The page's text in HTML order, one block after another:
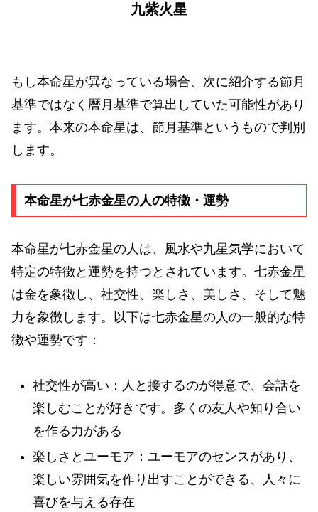
九紫火星
もし本命星が異なっている場合、次に紹介する節月
基準ではなく暦月基準で算出していた可能性があり
ます。本来の本命星は、節月基準というもので判別
します。
本命星が七赤金星の人の特徴・運勢
本命星が七赤金星の人は、風水や九星気学において
特定の特徴と運勢を持つとされています。七赤金星
は金を象徴し、社交性、楽しさ、美しさ、そして魅
力を象徴します。以下は七赤金星の人の一般的な特
徴や運勢です：
社交性が高い：人と接するのが得意で、会話を
楽しむことが好きです。多くの友人や知り合い
を作る力がある
楽しさとユーモア：ユーモアのセンスがあり、
楽しい雰囲気を作り出すことができる、人々に
喜びを与える存在